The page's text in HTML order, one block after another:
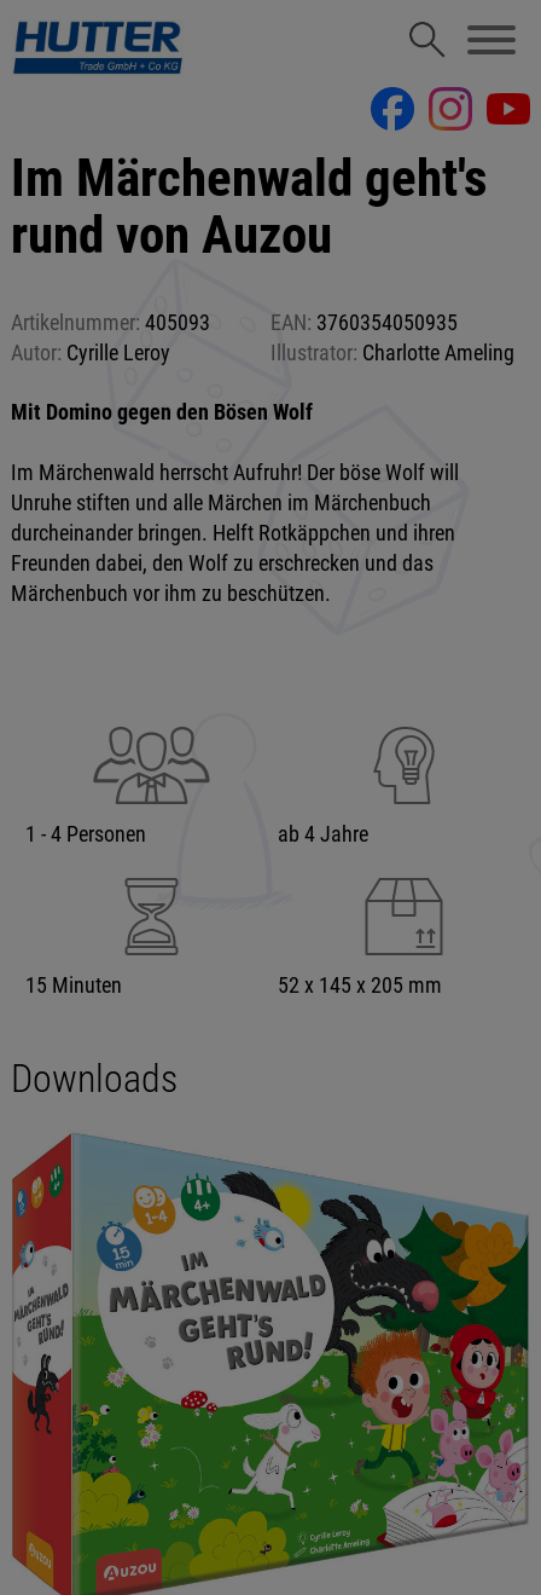
Im Märchenwald geht's
rund von Auzou
Artikelnummer: 405093 EAN: 3760354050935
Autor: Cyrille Leroy Illustrator: Charlotte Ameling
Mit Domino gegen den Bösen Wolf
Im Märchenwald herrscht Aufruhr! Der böse Wolf will
Unruhe stiften und alle Märchen im Märchenbuch
durcheinander bringen. Helft Rotkäppchen und ihren
Freunden dabei, den Wolf zu erschrecken und das
Märchenbuch vor ihm zu beschützen.
1 - 4 Personen ab 4 Jahre
15 Minuten 52 x 145 x 205 mm
Downloads